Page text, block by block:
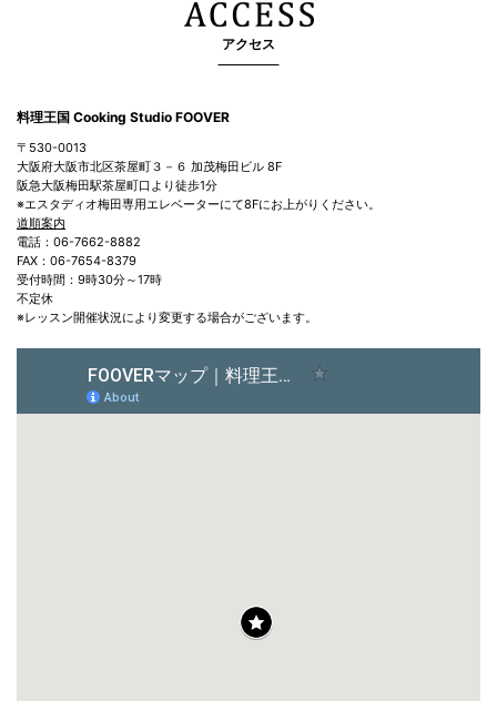
アクセス
料理王国 Cooking Studio FOOVER
〒530-0013
大阪府大阪市北区茶屋町３－６ 加茂梅田ビル 8F
阪急大阪梅田駅茶屋町口より徒歩1分
※エスタディオ梅田専用エレベーターにて8Fにお上がりください。
道順案内
電話：06-7662-8882
FAX：06-7654-8379
受付時間：9時30分～17時
不定休
※レッスン開催状況により変更する場合がございます。